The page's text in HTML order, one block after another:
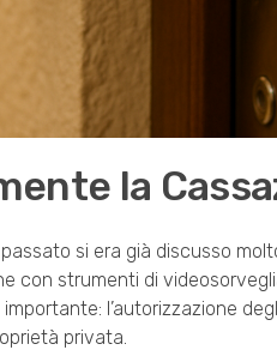
la
si era già discusso
con strumenti di
l’autorizzazione
privata.